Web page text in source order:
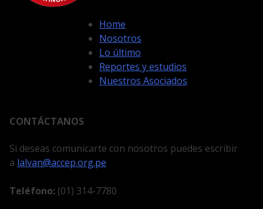
Home
Nosotros
Lo último
Reportes y estudios
Nuestros Asociados
CONTÁCTANOS
Si deseas comunicarte con nosotros puedes escribir
a lalvan@accep.org.pe
Teléfono: (01) 314-7780